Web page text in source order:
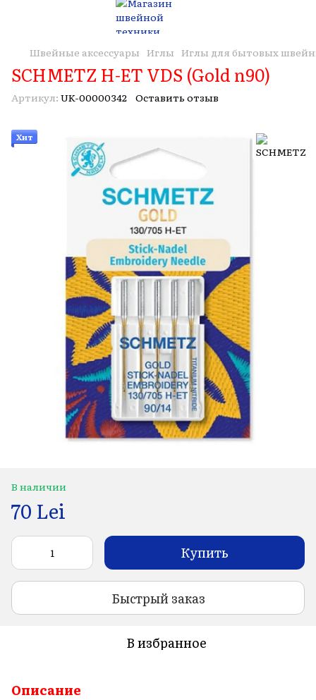
Швейные аксессуары Иглы Иглы для бытовых
SCHMETZ H-ET VDS (Gold n90)
Артикул: UK-00000342 Оставить отзыв
Хит
В наличии
70 Lei
Купить
Быстрый заказ
В избранное
Описание